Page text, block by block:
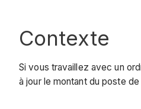
Contexte
Si vous travaillez avec un
à jour le montant du poste